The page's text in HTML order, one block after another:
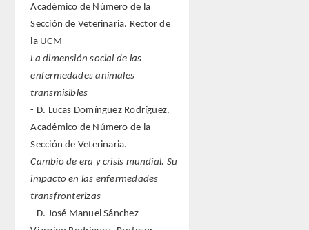
Académico de Número de la
Sección de Veterinaria. Rector de
la UCM
La dimensión social de las
enfermedades animales
transmisibles
- D. Lucas Domínguez Rodríguez.
Académico de Número de la
Sección de Veterinaria.
Cambio de era y crisis mundial. Su
impacto en las enfermedades
transfronterizas
- D. José Manuel Sánchez-